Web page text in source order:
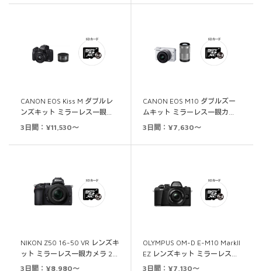
CANON EOS Kiss M ダブルレ
ンズキット ミラーレス一眼…
3日間：¥11,530～
CANON EOS M10 ダブルズー
ムキット ミラーレス一眼カ…
3日間：¥7,630～
NIKON Z50 16-50 VR レンズキ
ット ミラーレス一眼カメラ 2…
3日間：¥8,980～
OLYMPUS OM-D E-M10 MarkII
EZ レンズキット ミラーレス…
3日間：¥7,130～